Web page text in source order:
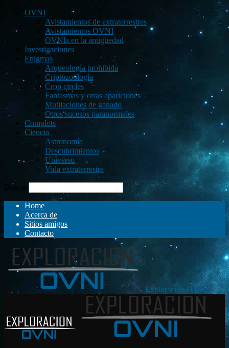
OVNI
Avistamientos de extraterrestres
Avistamientos OVNI
OVNIs en la antigüedad
Investigaciones
Enigmas
Arqueología prohibida
Criptozoología
Crop circles
Fantasmas y otras apariciones
Mutilaciones de ganado
Otros sucesos paranormales
Complots
Ciencia
Astronomía
Descubrimientos
Universo
Vida extraterrestre
Buscar
Home
Acerca de
Sitios amigos
Contacto
Exploración OVNI